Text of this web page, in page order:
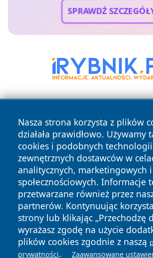
SPRAWDŹ
Nasza strona korzysta z plików
działała prawidłowo. Używamy
cookies i podobnych
zewnętrznych dostawców w
analitycznych, marketingowych i
społecznościowych. Informacje
przetwarzane również przez
partnerów. Kontynuując
strony lub klikając „Przechodzę
wyrażasz zgodę na użycie
plików cookies zgodnie z naszą
prywatności. Zaawansowane
Copyright © 2026 olkuszonline.pl Wszystkie
zastrzeżone.
News Autorzy
Polityka
Prywatności